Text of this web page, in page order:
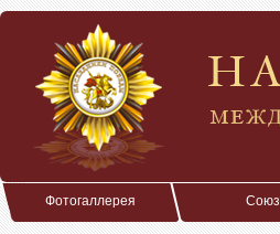
Фотогаллерея Союз